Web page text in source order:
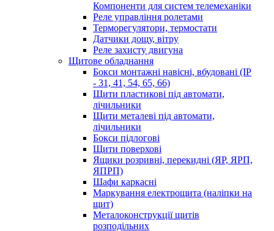
Компоненти для систем телемеханіки
Реле управління ролетами
Терморегулятори, термостати
Датчики дощу, вітру
Реле захисту двигуна
Щитове обладнання
Бокси монтажні навісні, вбудовані (IP
- 31, 41, 54, 65, 66)
Щити пластикові під автомати,
лічильники
Щити металеві під автомати,
лічильники
Бокси підлогові
Щити поверхові
Ящики розривні, перекидні (ЯР, ЯРП,
ЯПРП)
Шафи каркасні
Маркування електрощита (наліпки на
щит)
Металоконструкції щитів
розподільних